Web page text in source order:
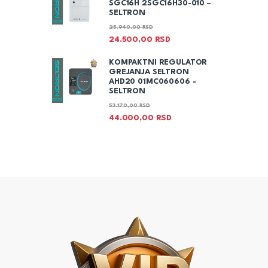
SGC16H 2SGC16H30-010 –
SELTRON
24.500,00 RSD
25.940,00RSD
KOMPAKTNI REGULATOR
GREJANJA SELTRON
AHD20 01MC060606 -
SELTRON
44.000,00 RSD
53.170,00RSD